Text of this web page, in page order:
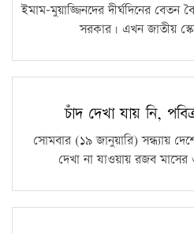
ইমাম-মুয়াজ্জিনদের দীর্ঘদিনের বেতন
সরকার। এখন জাতীয়
চাঁদ দেখা যায় নি,
সোমবার (১৯ জানুয়ারি) সন্ধ্যায়
দেখা না যাওয়ায় রজব